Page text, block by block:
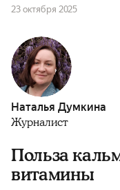
23 октября 2025
Наталья Думкина
Журналист
Польза
витамины